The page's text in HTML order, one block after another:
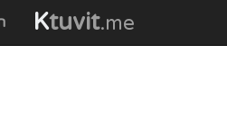
Ktuvit.me